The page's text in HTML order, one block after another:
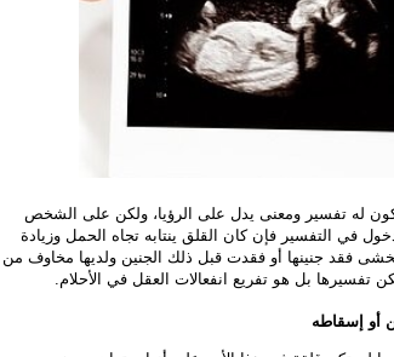
له تفسير ومعنى يدل على الرؤيا، ولكن على الشخص
في التفسير فإن كان القلق ينتابه تجاه الحمل وزيادة
فقد جنينها أو فقدت قبل ذلك الجنين ولديها مخاوف من
تفسيرها بل هو تفريع انفعالات العقل في الأحلام.
أو إسقاطه